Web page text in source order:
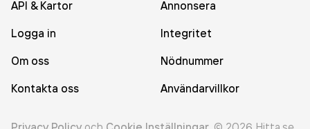
API & Kartor
Annonsera
Logga in
Integritet
Om oss
Nödnummer
Kontakta oss
Användarvillkor